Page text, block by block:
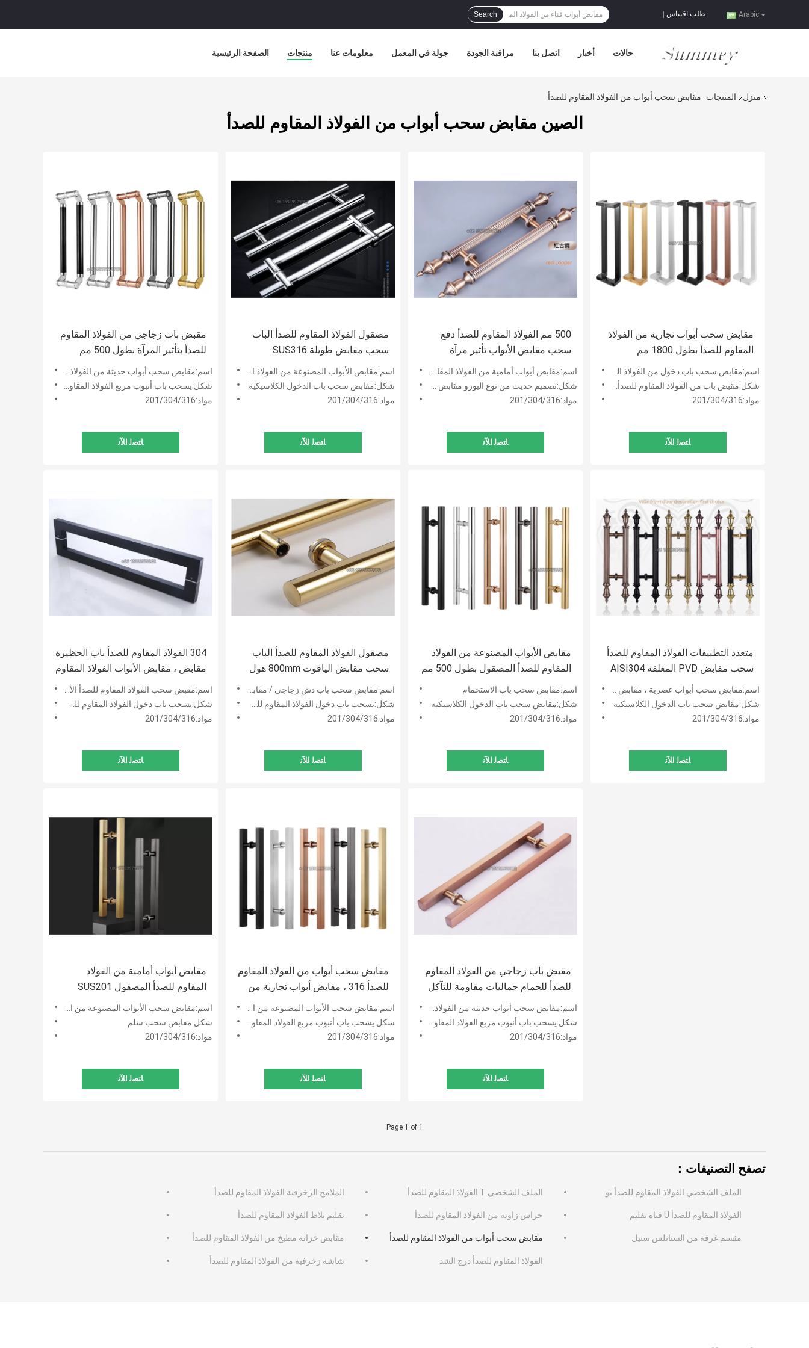
Arabic طلب اقتباس Search
الصفحة الرئيسية منتجات معلومات عنا جولة في المعمل مراقبة الجودة اتصل بنا أخبار حالات
منزل المنتجات مقابض سحب أبواب من الفولاذ المقاوم للصدأ
الصين مقابض سحب أبواب من الفولاذ المقاوم للصدأ
مقبض باب زجاجي من الفولاذ المقاوم
للصدأ بتأثير المرآة بطول 500 مم
اسم:مقابض سحب أبواب حديثة من الفولاذ المقاوم للصدأ لباب زجاجي لغرفة الاستحمام
شكل:يسحب باب أنبوب مربع الفولاذ المقاوم للصدأ
مواد:201/304/316
ﺎﺘﺼﻟ ﺍﻶﻧ
مصقول الفولاذ المقاوم للصدأ الباب
سحب مقابض طويلة SUS316
1800mm
اسم:مقابض الأبواب المصنوعة من الفولاذ المقاوم للصدأ المطلي بالكروم
شكل:مقابض سحب باب الدخول الكلاسيكية
مواد:201/304/316
ﺎﺘﺼﻟ ﺍﻶﻧ
500 مم الفولاذ المقاوم للصدأ دفع
سحب مقابض الأبواب تأثير مرآة
مقاومة للتآكل
اسم:مقابض أبواب أمامية من الفولاذ المقاوم للصدأ
شكل:تصميم حديث من نوع اليورو مقابض سحب الباب
مواد:201/304/316
ﺎﺘﺼﻟ ﺍﻶﻧ
مقابض سحب أبواب تجارية من الفولاذ
المقاوم للصدأ بطول 1800 مم
اسم:مقابض سحب باب دخول من الفولاذ المقاوم للصدأ المصقول
شكل:مقبض باب من الفولاذ المقاوم للصدأ على شكل U تجاري
مواد:201/304/316
ﺎﺘﺼﻟ ﺍﻶﻧ
304 الفولاذ المقاوم للصدأ باب الحظيرة
مقابض ، مقابض الأبواب الفولاذ المقاوم
اسم:مقبض سحب الفولاذ المقاوم للصدأ الأسود
شكل:يسحب باب دخول الفولاذ المقاوم للصدأ المستدير
مواد:201/304/316
ﺎﺘﺼﻟ ﺍﻶﻧ
مصقول الفولاذ المقاوم للصدأ الباب
سحب مقابض الياقوت 800mm هول
المسافة
اسم:مقابض سحب باب دش زجاجي / مقابض سحب باب من الفولاذ المقاوم للصدأ
شكل:يسحب باب دخول الفولاذ المقاوم للصدأ المستدير
مواد:201/304/316
ﺎﺘﺼﻟ ﺍﻶﻧ
مقابض الأبواب المصنوعة من الفولاذ
المقاوم للصدأ المصقول بطول 500 مم
اسم:مقابض سحب باب الاستحمام
شكل:مقابض سحب باب الدخول الكلاسيكية
مواد:201/304/316
ﺎﺘﺼﻟ ﺍﻶﻧ
متعدد التطبيقات الفولاذ المقاوم للصدأ
سحب مقابض PVD المغلفة AISI304
الصف
اسم:مقابض سحب أبواب عصرية ، مقابض سحب أبواب فاخرة من الفولاذ المقاوم للصدأ
شكل:مقابض سحب باب الدخول الكلاسيكية
مواد:201/304/316
ﺎﺘﺼﻟ ﺍﻶﻧ
مقابض أبواب أمامية من الفولاذ
المقاوم للصدأ المصقول SUS201
مقاس 27.5 بوصة مع أنابيب مربعة
اسم:مقابض سحب الأبواب المصنوعة من الفولاذ المقاوم للصدأ على شكل سلم ملون
شكل:مقابض سحب سلم
مواد:201/304/316
ﺎﺘﺼﻟ ﺍﻶﻧ
مقابض سحب أبواب من الفولاذ المقاوم
للصدأ 316 ، مقابض أبواب تجارية من
الفولاذ المقاوم للصدأ
اسم:مقابض سحب الأبواب المصنوعة من الفولاذ المقاوم للصدأ المصقول
شكل:يسحب باب أنبوب مربع الفولاذ المقاوم للصدأ
مواد:201/304/316
ﺎﺘﺼﻟ ﺍﻶﻧ
مقبض باب زجاجي من الفولاذ المقاوم
للصدأ للحمام جماليات مقاومة للتآكل
مقاومة للتآكل
اسم:مقابض سحب أبواب حديثة من الفولاذ المقاوم للصدأ لباب زجاجي لغرفة الاستحمام
شكل:يسحب باب أنبوب مربع الفولاذ المقاوم للصدأ
مواد:201/304/316
ﺎﺘﺼﻟ ﺍﻶﻧ
Page 1 of 1
تصفح التصنيفات：
الملامح الزخرفية الفولاذ المقاوم للصدأ الملف الشخصي T الفولاذ المقاوم للصدأ الملف الشخصي الفولاذ المقاوم للصدأ يو
تقليم بلاط الفولاذ المقاوم للصدأ حراس زاوية من الفولاذ المقاوم للصدأ الفولاذ المقاوم للصدأ U قناة تقليم
مقابض خزانة مطبخ من الفولاذ المقاوم للصدأ مقابض سحب أبواب من الفولاذ المقاوم للصدأ مقسم غرفة من الستانلس ستيل
شاشة زخرفية من الفولاذ المقاوم للصدأ الفولاذ المقاوم للصدأ درج الشد